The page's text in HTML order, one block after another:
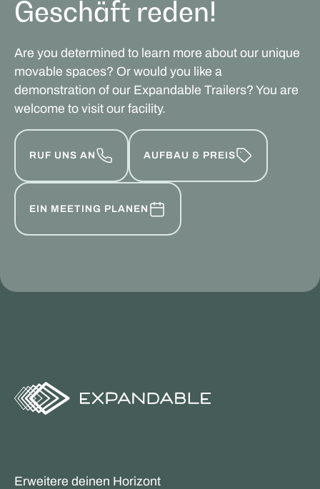
Geschäft reden!
Are you determined to learn more about our unique
movable spaces? Or would you like a
demonstration of our Expandable Trailers? You are
welcome to visit our facility.
RUF UNS AN AUFBAU & PREIS
EIN MEETING PLANEN
Erweitere deinen Horizont